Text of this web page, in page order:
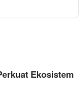
Ekosistem